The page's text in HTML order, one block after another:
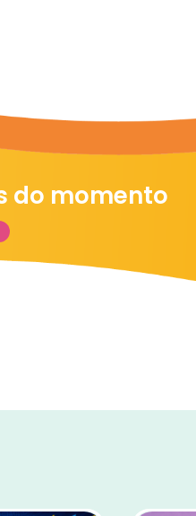
do momento